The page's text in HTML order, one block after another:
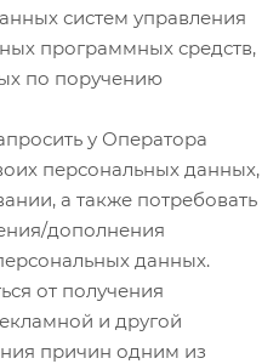
систем управления
программных средств,
по поручению
у Оператора
персональных данных,
а также потребовать
дополнения
данных.
от получения
и другой
причин одним из